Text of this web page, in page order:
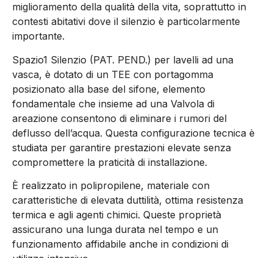
miglioramento della qualità della vita, soprattutto in
contesti abitativi dove il silenzio è particolarmente
importante.
Spazio1 Silenzio (PAT. PEND.) per lavelli ad una
vasca, è dotato di un TEE con portagomma
posizionato alla base del sifone, elemento
fondamentale che insieme ad una Valvola di
areazione consentono di eliminare i rumori del
deflusso dell’acqua. Questa configurazione tecnica è
studiata per garantire prestazioni elevate senza
compromettere la praticità di installazione.
È realizzato in polipropilene, materiale con
caratteristiche di elevata duttilità, ottima resistenza
termica e agli agenti chimici. Queste proprietà
assicurano una lunga durata nel tempo e un
funzionamento affidabile anche in condizioni di